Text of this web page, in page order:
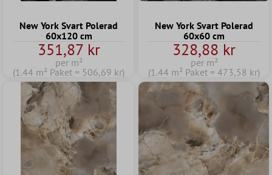
New York Svart Polerad
60x120 cm
351,87 kr
per m²
(1.44 m² Paket = 506,69 kr)
New York Svart Polerad
60x60 cm
328,88 kr
per m²
(1.44 m² Paket = 473,58 kr)